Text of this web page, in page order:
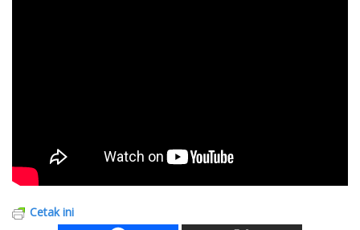
Cetak ini